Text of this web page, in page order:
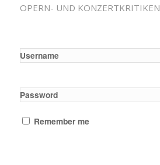
OPERN- UND KONZERTKRITIKEN
Username
Password
Remember me